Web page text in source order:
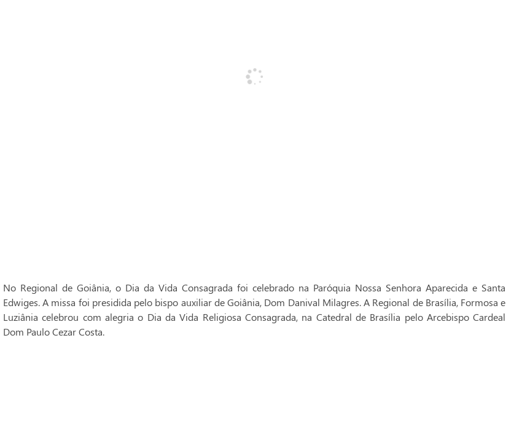
No Regional de Goiânia, o Dia da Vida Consagrada foi celebrado na Paróquia Nossa Senhora Aparecida e Santa
Edwiges. A missa foi presidida pelo bispo auxiliar de Goiânia, Dom Danival Milagres. A Regional de Brasília, Formosa e
Luziânia celebrou com alegria o Dia da Vida Religiosa Consagrada, na Catedral de Brasília pelo Arcebispo Cardeal
Dom Paulo Cezar Costa.